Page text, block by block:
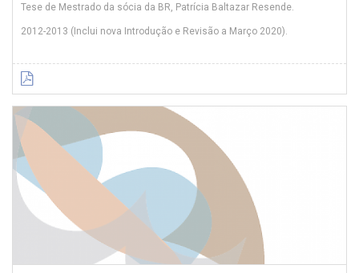
Tese de Mestrado da sócia da BR, Patrícia Baltazar Resende.
2012-2013 (Inclui nova Introdução e Revisão a Março 2020).